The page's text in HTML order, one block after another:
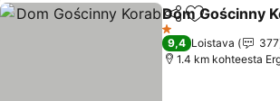
Jaa Lisää
Dom Gościnny
1 Tähtiluokitus
9,4 Loistava
377
1.4 km kohteesta